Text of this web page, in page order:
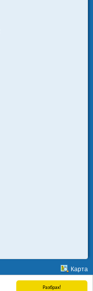
Разбрах!
Карта